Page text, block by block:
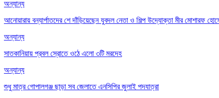
অন্যান্য
আনোয়ারায় বন্যার্পাতদের শে দাঁড়িয়েছেন যুবদল নেতা ও শিল্প উদ্যোক্তা মীর মোশারফ
অন্যান্য
সাতকানিয়ায় প্রবল স্রোতে ওঠে এলো ৩টি মরদেহ
অন্যান্য
শুধু মাত্র গোপালগঞ্জ ছাড়া সব জেলাতে এনসিপির জুলাই পদযাত্রা